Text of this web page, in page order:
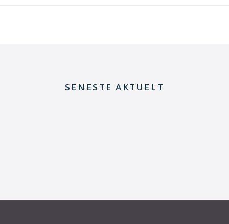
SENESTE AKTUELT